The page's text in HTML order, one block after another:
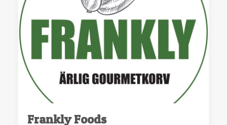
Frankly Foods